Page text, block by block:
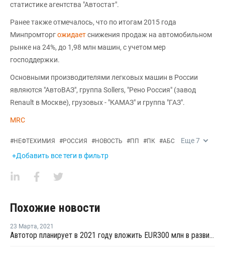
статистике агентства "Автостат".
Ранее также отмечалось, что по итогам 2015 года
Минпромторгожидаетснижения продаж на автомобильном
рынке на 24%, до 1,98 млн машин, с учетом мер
господдержки.
Основными производителями легковых машин в России
являются "АвтоВАЗ", группа Sollers, "Рено Россия" (завод
Renault в Москве), грузовых - "КАМАЗ" и группа "ГАЗ".
MRC
#НЕФТЕХИМИЯ #РОССИЯ #НОВОСТЬ #ПП #ПК #АБС Еще7
+Добавить все теги в фильтр
Похожие новости
23 Марта, 2021
Автотор планирует в 2021 году вложить EUR300 млн в развитие производства